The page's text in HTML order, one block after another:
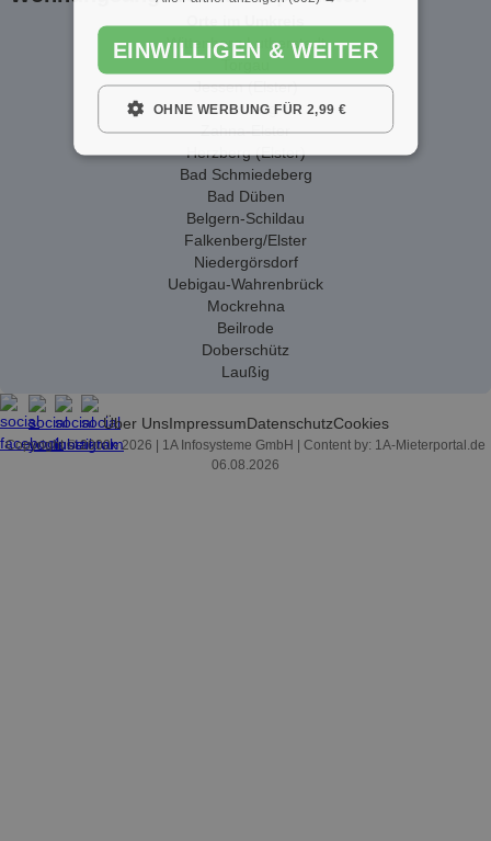
Orte im Umkreis
Wittenberg Lutherstadt
Jessen (Elster)
Kemberg
Zahna-Elster
Herzberg (Elster)
Bad Schmiedeberg
Bad Düben
Belgern-Schildau
Falkenberg/Elster
Niedergörsdorf
Uebigau-Wahrenbrück
Mockrehna
Beilrode
Doberschütz
Laußig
Über UnsImpressum DatenschutzCookies
Copyright © 2000 - 2026 | 1A Infosysteme GmbH | Content by: 1A-Mieterportal.de
06.08.2026
EINWILLIGEN & WEITER
OHNE WERBUNG FÜR 2,99 €